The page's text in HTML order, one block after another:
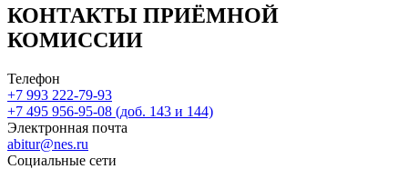
КОНТАКТЫ ПРИЁМНОЙ
КОМИССИИ
Телефон
+7 993 222-79-93
+7 495 956-95-08 (доб. 143 и 144)
Электронная почта
abitur@nes.ru
Социальные сети